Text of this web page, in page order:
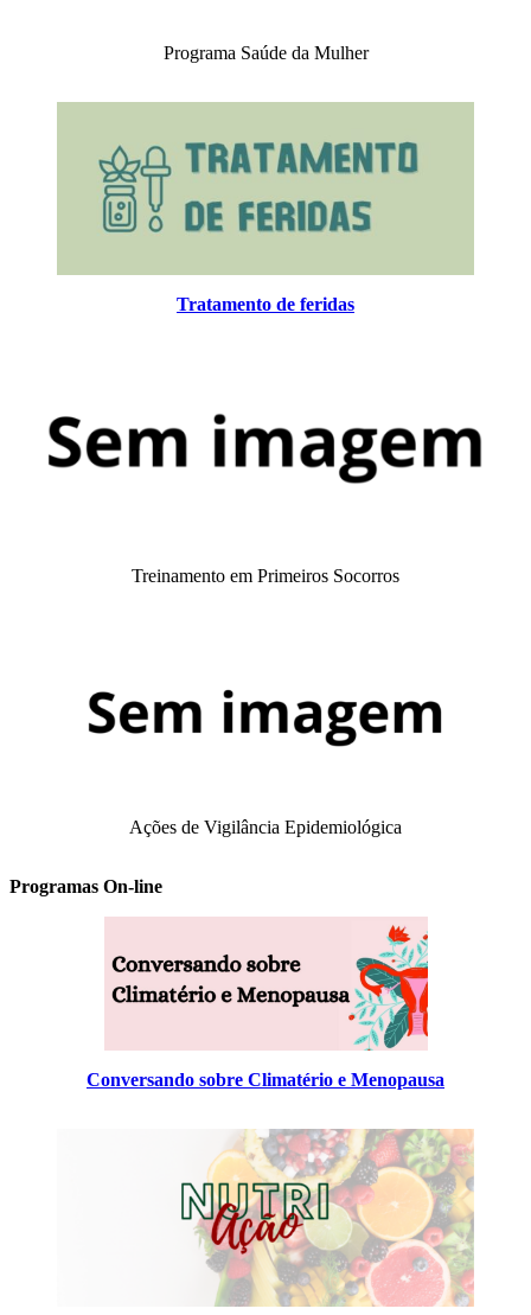
Programa Saúde da Mulher
Tratamento de feridas
Treinamento em Primeiros Socorros
Ações de Vigilância Epidemiológica
Programas On-line
Conversando sobre Climatério e Menopausa